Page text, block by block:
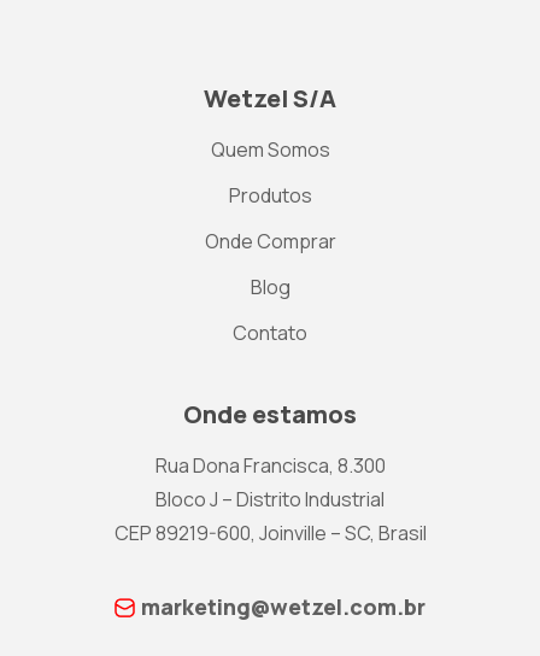
Wetzel S/A
Quem Somos
Produtos
Onde Comprar
Blog
Contato
Onde estamos
Rua Dona Francisca, 8.300
Bloco J – Distrito Industrial
CEP 89219-600, Joinville – SC, Brasil
marketing@wetzel.com.br